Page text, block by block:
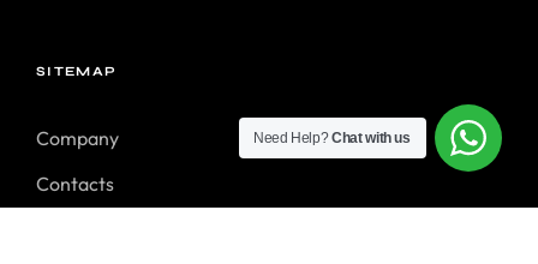
SITEMAP
Company
Contacts
Need Help?Chat with us